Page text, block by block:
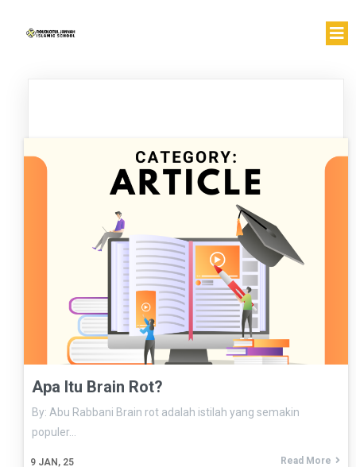
Apa Itu Brain Rot?
9 JAN, 25
By: Abu Rabbani Brain rot adalah istilah yang semakin
populer…
Read More